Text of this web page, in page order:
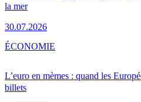
la mer
30.07.2026
L’euro en mèmes : quand les
billets
ÉCONOMIE